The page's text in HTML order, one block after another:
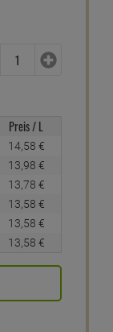
Preis / L
14,58 €
13,98 €
13,78 €
13,58 €
13,58 €
13,58 €